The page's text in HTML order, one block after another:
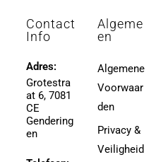
Contact
Info
Adres:
Grotestra
at 6, 7081
CE
Gendering
en
Algeme
en
Algemene
Voorwaar
den
Privacy &
Veiligheid